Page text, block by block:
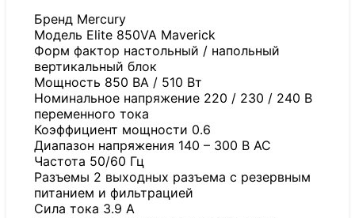
Бренд Mercury
Модель Elite 850VA Maverick
Форм фактор настольный / напольный
вертикальный блок
Мощность 850 ВА / 510 Вт
Номинальное напряжение 220 / 230 / 240 В
переменного тока
Коэффициент мощности 0.6
Диапазон напряжения 140 – 300 В AC
Частота 50/60 Гц
Разъемы 2 выходных разъема с резервным
питанием и фильтрацией
Сила тока 3.9 А